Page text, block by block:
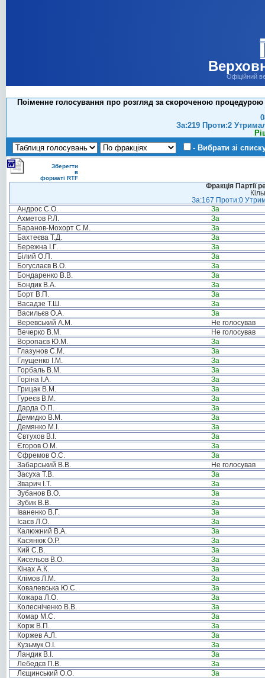
Офіційний
Поіменне голосування про розгляд за скороченою
За:219 Проти:2
- Вибрати зі
Зберегти
в
форматі RTF
Фракція Партії
За:167 Проти:0
Андрос С.О.
За
Ахметов Р.Л.
За
Баранов-Мохорт С.М.
За
Бахтеєва Т.Д.
За
Бережна І.Г.
За
Білий О.П.
За
Богуслаєв В.О.
За
Бондаренко В.В.
За
Бондик В.А.
За
Борт В.П.
За
Васадзе Т.Ш.
За
Васильєв О.А.
За
Веревський А.М.
Не голосував
Вечерко В.М.
Не голосував
Воропаєв Ю.М.
За
Глазунов С.М.
За
Глущенко І.М.
За
Горбаль В.М.
За
Горіна І.А.
За
Грицак В.М.
За
Гуреєв В.М.
За
Дарда О.П.
За
Демидко В.М.
За
Демянко М.І.
За
Євтухов В.І.
За
Єгоров О.М.
За
Єфремов О.С.
За
Забарський В.В.
Не голосував
Засуха Т.В.
За
Зварич І.Т.
За
Зубанов В.О.
За
Зубик В.В.
За
Іваненко В.Г.
За
Ісаєв Л.О.
За
Калюжний В.А.
За
Касянюк О.Р.
За
Кий С.В.
За
Кисельов В.О.
За
Кінах А.К.
За
Клімов Л.М.
За
Ковалевська Ю.С.
За
Кожара Л.О.
За
Колесніченко В.В.
За
Комар М.С.
За
Корж В.П.
За
Коржев А.Л.
За
Кузьмук О.І.
За
Ландик В.І.
За
Лебедєв П.В.
За
Лєщинський О.О.
За